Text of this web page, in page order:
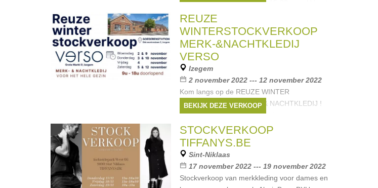
-80% Ronde prijzen van 10-15-20 euro U kunt
er zelfs nieuwe collectie
Merken:IKKS, Anne kurris,Bellerose,
CKS, Vero Moda, ...
REUZE
WINTERSTOCKVERKOOP
MERK-&NACHTKLEDIJ
VERSO
Izegem
2 november 2022 --- 12 november 2022
Kom langs op de REUZE WINTER
STOCKVERKOOP MERK-& NACHTKLEDIJ !
We verwelkomen je graag in het oude
GOEDERENSTATION in de Dirk Martenslaan 3
in IZEGEM. We hebben voor ieder wat wils!
Dames, heren
BEKIJK DEZE VERKOOP
STOCKVERKOOP
TIFFANYS.BE
Sint-Niklaas
17 november 2022 --- 19 november 2022
Stockverkoop van merkkleding voor dames en